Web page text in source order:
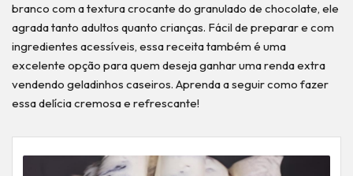
branco com a textura crocante do granulado de chocolate, ele
agrada tanto adultos quanto crianças. Fácil de preparar e com
ingredientes acessíveis, essa receita também é uma
excelente opção para quem deseja ganhar uma renda extra
vendendo geladinhos caseiros. Aprenda a seguir como fazer
essa delícia cremosa e refrescante!